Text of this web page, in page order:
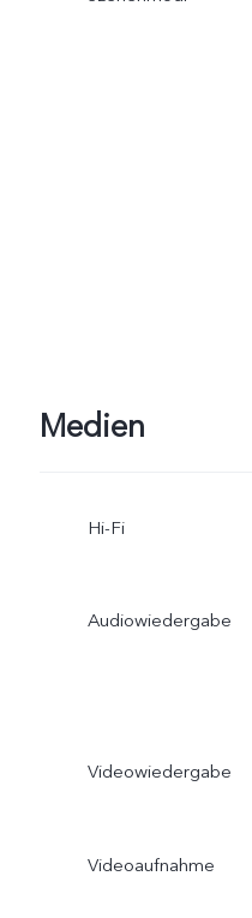
Medien
Hi-Fi
Audiowiedergabe
Videowiedergabe
Videoaufnahme